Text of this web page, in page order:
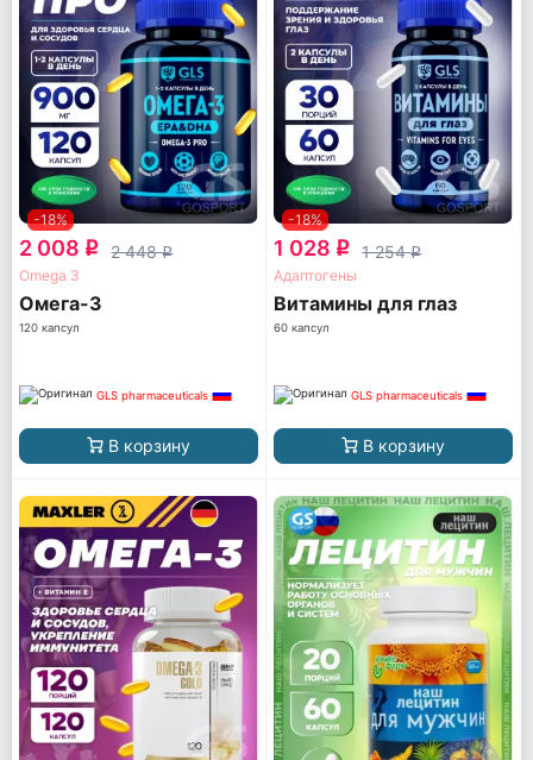
-18%
2 008 q 2 448q
Omega 3
Омега-3
120 капсул
GLS pharmaceuticals
В корзину
-18%
1 028 q 1 254q
Адаптогены
Витамины для глаз
60 капсул
GLS pharmaceuticals
В корзину